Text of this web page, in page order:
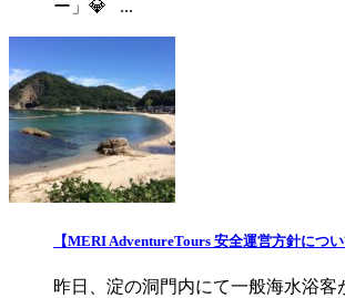
ー」💎 ...
【MERI AdventureTours 安全運営方針につい
昨日、淀の洞門内にて一般海水浴客